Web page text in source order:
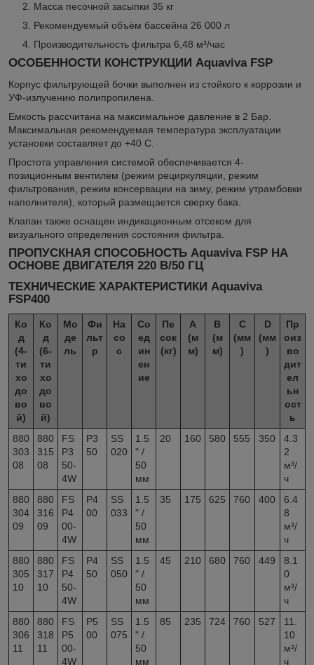
Масса песочной засыпки 35 кг
Рекомендуемый объём бассейна 26 000 л
Производительность фильтра 6,48 м³/час
ОСОБЕННОСТИ КОНСТРУКЦИИ Aquaviva FSP
Корпус фильтрующей бочки выполнен из стойкого к коррозии и
УФ-излучению полипропилена.
Емкость рассчитана на максимальное давление в 2 Бар.
Максимальная рекомендуемая температура эксплуатации
установки составляет до +40 С.
Простота управления системой обеспечивается 4-
позиционным вентилем (режим рециркуляции, режим
фильтрования, режим консервации на зиму, режим утрамбовки
наполнителя), который размещается сверху бака.
Клапан также оснащен индикационным отсеком для
визуального определения состояния фильтра.
ПРОПУСКНАЯ СПОСОБНОСТЬ Aquaviva FSP НА
ОСНОВЕ ДВИГАТЕЛЯ 220 В/50 ГЦ
ТЕХНИЧЕСКИЕ ХАРАКТЕРИСТИКИ Aquaviva
FSP400
Ко
д
(4-
ти
хо
до
во
й)
Ко
д
(6-
ти
хо
до
во
й)
Мо
де
ль
Фи
льт
р
На
со
с
Со
ед
ин
ен
ие
Пе
сок
(кг)
A
(м
м)
B
(м
м)
C
(мм
)
D
(мм
)
Пр
оиз
во
дит
ел
ьн
ост
ь
880
303
08
880
315
08
FS
P3
50-
4W
P3
50
SS
020
1.5
" /
50
мм
20 160 580 555 350
4.3
2
м³/
ч
880
304
09
880
316
09
FS
P4
00-
4W
P4
00
SS
033
1.5
" /
50
мм
35 175 625 760 400
6.4
8
м³/
ч
880
305
10
880
317
10
FS
P4
50-
4W
P4
50
SS
050
1.5
" /
50
мм
45 210 680 760 449
8.1
0
м³/
ч
880
306
11
880
318
11
FS
P5
00-
4W
P5
00
SS
075
1.5
" /
50
мм
85 235 724 760 527
11.
10
м³/
ч